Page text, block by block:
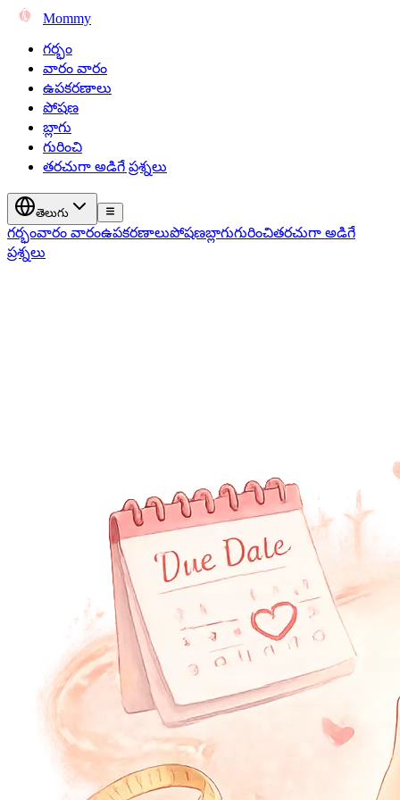
Mommy
గర్భం
వారం వారం
ఉపకరణాలు
పోషణ
బ్లాగు
గురించి
తరచుగా అడిగే ప్రశ్నలు
తెలుగు
గర్భంవారం వారంఉపకరణాలుపోషణబ్లాగుగురించితరచుగా అడిగే
ప్రశ్నలు